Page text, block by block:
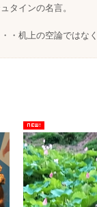
タインの名言。
・机上の空論ではな